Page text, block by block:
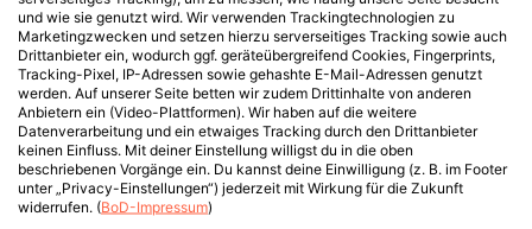
und wie sie genutzt wird. Wir verwenden Trackingtechnologien zu
Marketingzwecken und setzen hierzu serverseitiges Tracking sowie auch
Drittanbieter ein, wodurch ggf. geräteübergreifend Cookies, Fingerprints,
Tracking-Pixel, IP-Adressen sowie gehashte E-Mail-Adressen genutzt
werden. Auf unserer Seite betten wir zudem Drittinhalte von anderen
Anbietern ein (Video-Plattformen). Wir haben auf die weitere
Datenverarbeitung und ein etwaiges Tracking durch den Drittanbieter
keinen Einfluss. Mit deiner Einstellung willigst du in die oben
beschriebenen Vorgänge ein. Du kannst deine Einwilligung (z. B. im Footer
unter „Privacy-Einstellungen“) jederzeit mit Wirkung für die Zukunft
widerrufen. (BoD-Impressum)